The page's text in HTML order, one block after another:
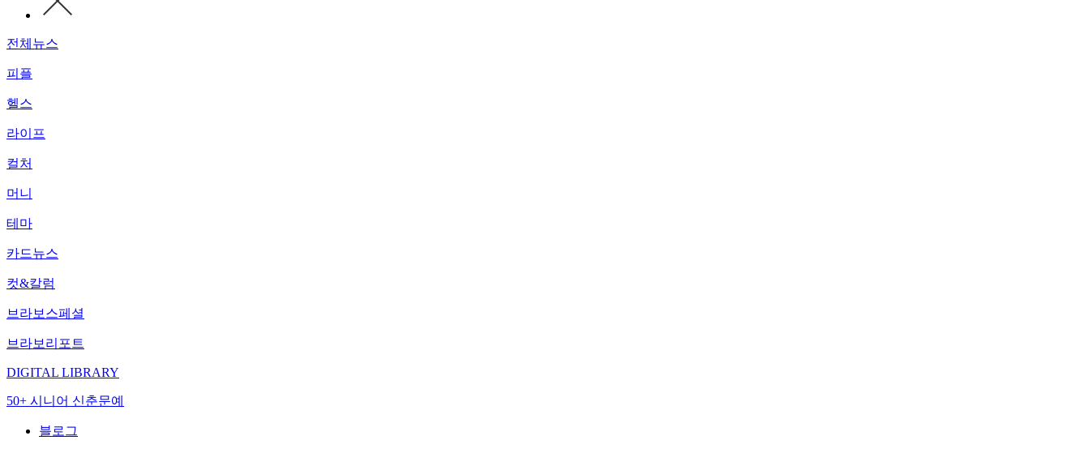
전체뉴스
피플
헬스
라이프
컬처
머니
테마
카드뉴스
컷&칼럼
브라보스페셜
브라보리포트
DIGITAL LIBRARY
50+ 시니어 신춘문예
블로그